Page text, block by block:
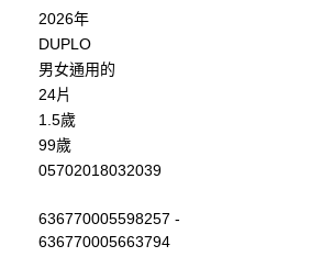
2026年
DUPLO
男女通用的
24片
1.5歲
99歲
05702018032039
636770005598257 -
636770005663794